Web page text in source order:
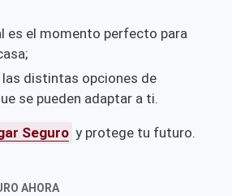
es el momento perfecto para
distintas opciones de
se pueden adaptar a ti.
Seguro y protege tu futuro.
AHORA